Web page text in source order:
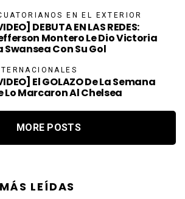
EN EL EXTERIOR
DEBUTA EN LAS REDES:
Montero Le Dio Victoria
Swansea Con Su Gol
El GOLAZO De La Semana
Lo Marcaron Al Chelsea
MORE POSTS
LEÍDAS